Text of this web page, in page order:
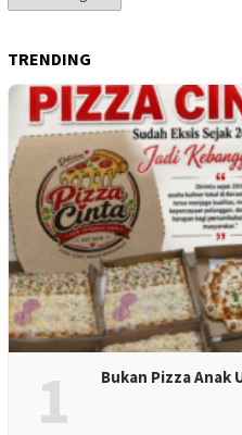
Berita
TRENDING
1 Bukan Pizza Anak